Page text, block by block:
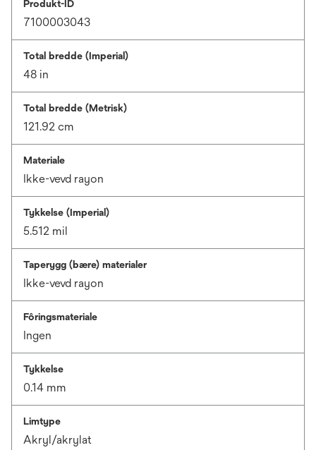
Produkt-ID
7100003043
Total bredde (Imperial)
48 in
Total bredde (Metrisk)
121.92 cm
Materiale
Ikke-vevd rayon
Tykkelse (Imperial)
5.512 mil
Taperygg (bære) materialer
Ikke-vevd rayon
Fôringsmateriale
Ingen
Tykkelse
0.14 mm
Limtype
Akryl/akrylat